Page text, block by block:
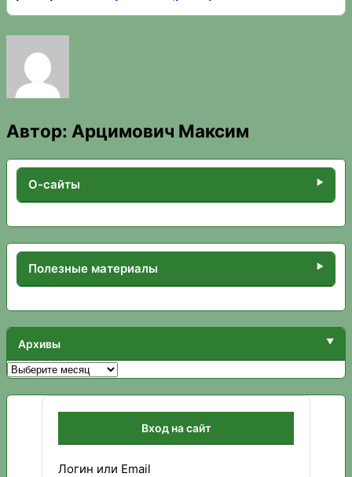
Автор: Арцимович Максим
О-сайты
Полезные материалы
Архивы
Архивы
Вход на сайт
Логин или Email